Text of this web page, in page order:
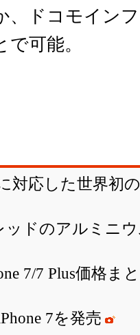
、ドコモイン
可能。
対応した世界初
ッドのアルミニ
7/7 Plus価格ま
7を発売